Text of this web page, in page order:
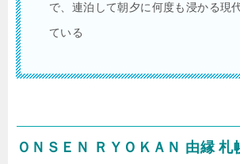
で、連泊して朝夕に何度も浸かる現
ている
ＯＮＳＥＮ ＲＹＯＫＡＮ 由縁 札